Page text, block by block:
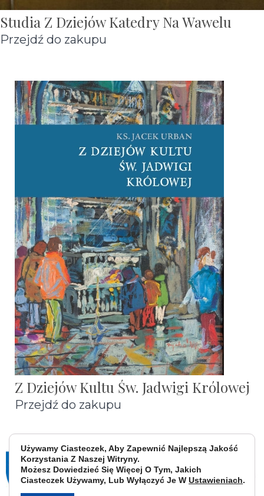
Studia Z Dziejów Katedry Na Wawelu
Przejdź do zakupu
Z Dziejów Kultu Św. Jadwigi Królowej
Przejdź do zakupu
Używamy Ciasteczek, Aby Zapewnić Najlepszą Jakość
Korzystania Z Naszej Witryny.
Możesz Dowiedzieć Się Więcej O Tym, Jakich
Ciasteczek Używamy, Lub Wyłączyć Je W Ustawieniach.